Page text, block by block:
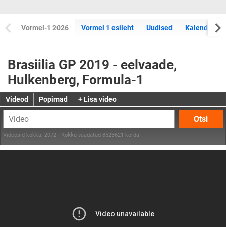
Vormel-1 2026 Vormel 1 esileht Uudised Kalender
Brasiilia GP 2019 - eelvaade,
Hulkenberg, Formula-1
Videod Popimad + Lisa video
Otsi
Videosid kokku: 2072 | Kokku vaadatud 8523621 korda